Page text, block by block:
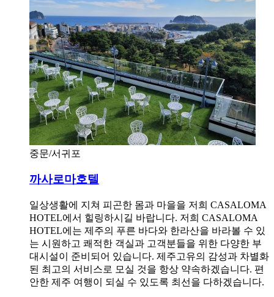
중문/서귀포
까사로마호텔
일상생활에 지쳐 피곤한 몸과 마을을 저희 CASALOMA
HOTEL에서 힐링하시길 바랍니다. 저희 CASALOMA
HOTEL에는 제주의 푸른 바다와 한라산을 바라볼 수 있
는 시원하고 쾌적한 객실과 고객분들을 위한 다양한 부
대시설이 준비되어 있습니다. 제주고유의 감성과 차별화
된 최고의 서비스로 모실 것을 항상 약속하겠습니다. 편
안한 제주 여행이 되실 수 있도록 최선을 다하겠습니다.